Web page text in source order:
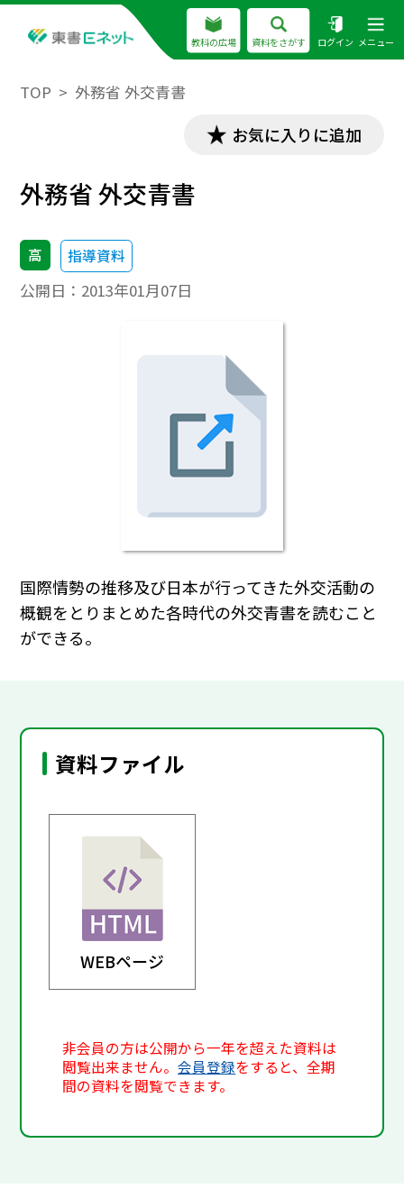
教科の広場 資料をさがす ログイン メニュー
TOP 外務省 外交青書
お気に入りに追加
外務省 外交青書
高 指導資料
公開日： 2013年01月07日
国際情勢の推移及び日本が行ってきた外交活動の
概観をとりまとめた各時代の外交青書を読むこと
ができる。
資料ファイル
WEBページ
非会員の方は公開から一年を超えた資料は
閲覧出来ません。会員登録をすると、全期
間の資料を閲覧できます。